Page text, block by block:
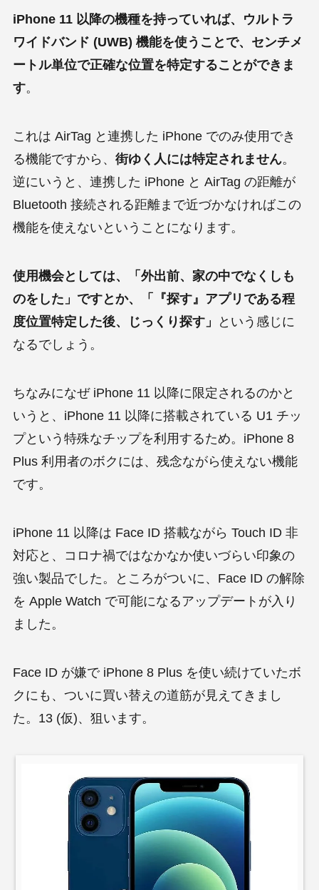
iPhone 11 以降の機種を持っていれば、ウルトラ
ワイドバンド (UWB) 機能を使うことで、センチメ
ートル単位で正確な位置を特定することができま
す。
これは AirTag と連携した iPhone でのみ使用でき
る機能ですから、 街ゆく人には特定されません。
逆にいうと、連携した iPhone と AirTag の距離が
Bluetooth 接続される距離まで近づかなければこの
機能を使えないということになります。
使用機会としては、「外出前、家の中でなくしも
のをした」ですとか、「『探す』アプリである程
度位置特定した後、じっくり探す」
という感じに
なるでしょう。
ちなみになぜ iPhone 11 以降に限定されるのかと
いうと、iPhone 11 以降に搭載されている U1 チッ
プという特殊なチップを利用するため。iPhone 8
Plus 利用者のボクには、残念ながら使えない機能
です。
iPhone 11 以降は Face ID 搭載ながら Touch ID 非
対応と、コロナ禍ではなかなか使いづらい印象の
強い製品でした。ところがついに、Face ID の解除
を Apple Watch で可能になるアップデートが入り
ました。
Face ID が嫌で iPhone 8 Plus を使い続けていたボ
クにも、ついに買い替えの道筋が見えてきまし
た。13 (仮)、狙います。